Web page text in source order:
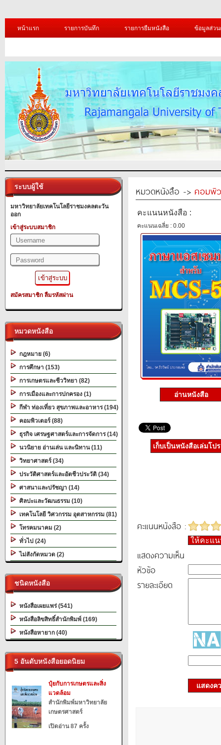
หน้าแรก รายการบันทึก รายการยืมหนังสือ ข้อมูลส่ว
ระบบผู้ใช้
มหาวิทยาลัยเทคโนโลยีราชมงคลตะวัน
ออก
เข้าสู่ระบบสมาชิก
สมัครสมาชิก ลืมรหัสผ่าน
หมวดหนังสือ
กฎหมาย (6)
การศึกษา (153)
การเกษตรและชีววิทยา (82)
การเมืองและการปกครอง (1)
กีฬา ท่องเที่ยว สุขภาพและอาหาร (194)
คอมพิวเตอร์ (88)
ธุรกิจ เศรษฐศาสตร์และการจัดการ (14)
นวนิยาย อ่านเล่น และนิทาน (11)
วิทยาศาสตร์ (34)
ประวัติศาสตร์และอัตชีวประวัติ (34)
ศาสนาและปรัชญา (14)
ศิลปะและวัฒนธรรม (10)
เทคโนโลยี วิศวกรรม อุตสาหกรรม (81)
โทรคมนาคม (2)
ทั่วไป (24)
ไม่สังกัดหมวด (2)
ชนิดหนังสือ
หนังสือเผยแพร่ (541)
หนังสือลิขสิทธิ์สำนักพิมพ์ (169)
หนังสือหายาก (40)
5 อันดับหนังสือยอดนิยม
ปุ๋ยกับการเกษตรและสิ่ง
แวดล้อม
สำนักพิมพ์มหาวิทยาลัย
เกษตรศาสตร์
เปิดอ่าน 87 ครั้ง
หมวดหนังสือ -> คอมพิ
คะแนนหนังสือ :
คะแนนเฉลี่ย : 0.00
อ่านหนังสือ
เก็บเป็นหนังสือเล่มโป
คะแนนหนังสือ :
ให้คะแ
แสดงความเห็น
หัวข้อ
รายละเอียด
แสดงค